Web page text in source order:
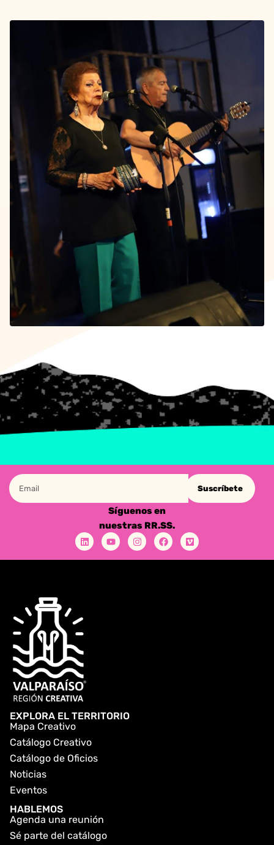
Suscríbete
Síguenos en
nuestras RR.SS.
EXPLORA EL TERRITORIO
Mapa Creativo
Catálogo Creativo
Catálogo de Oficios
Noticias
Eventos
HABLEMOS
Agenda una reunión
Sé parte del catálogo